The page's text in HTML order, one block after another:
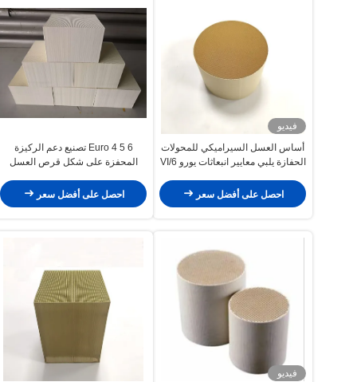
فيديو
أساس العسل السيراميكي للمحولات
الحفازة يلبي معايير انبعاثات يورو 6/VI
احصل على أفضل سعر
Euro 4 5 6 تصنيع دعم الركيزة
المحفزة على شكل قرص العسل
احصل على أفضل سعر
فيديو